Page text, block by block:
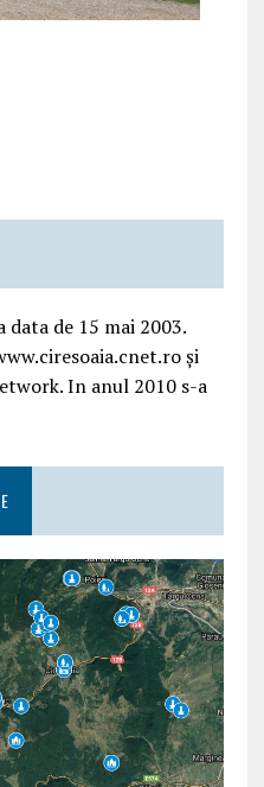
data de 15 mai 2003.
și
In anul 2010 s-a